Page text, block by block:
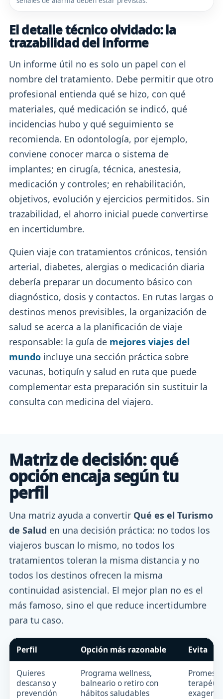
El detalle técnico olvidado: la
trazabilidad del informe
Un informe útil no es solo un papel con el
nombre del tratamiento. Debe permitir que otro
profesional entienda qué se hizo, con qué
materiales, qué medicación se indicó, qué
incidencias hubo y qué seguimiento se
recomienda. En odontología, por ejemplo,
conviene conocer marca o sistema de
implantes; en cirugía, técnica, anestesia,
medicación y controles; en rehabilitación,
objetivos, evolución y ejercicios permitidos. Sin
trazabilidad, el ahorro inicial puede convertirse
en incertidumbre.
Quien viaje con tratamientos crónicos, tensión
arterial, diabetes, alergias o medicación diaria
debería preparar un documento básico con
diagnóstico, dosis y contactos. En rutas largas o
destinos menos previsibles, la organización de
salud se acerca a la planificación de viaje
responsable: la guía de mejores viajes del
mundo incluye una sección práctica sobre
vacunas, botiquín y salud en ruta que puede
complementar esta preparación sin sustituir la
consulta con medicina del viajero.
Matriz de decisión: qué
opción encaja según tu
perfil
Una matriz ayuda a convertir Qué es el Turismo
de Salud en una decisión práctica: no todos los
viajeros buscan lo mismo, no todos los
tratamientos toleran la misma distancia y no
todos los destinos ofrecen la misma
continuidad asistencial. El mejor plan no es el
más famoso, sino el que reduce incertidumbre
para tu caso.
Perfil Opción más razonable Evita
Quieres
descanso y
prevención
Programa wellness,
balneario o retiro con
hábitos saludables
Promesas